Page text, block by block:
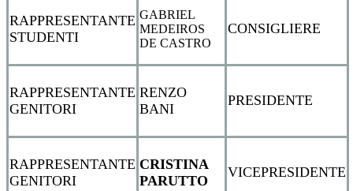
RAPPRESENTANTE
STUDENTI
GABRIEL
MEDEIROS
DE CASTRO
CONSIGLIERE
RAPPRESENTANTE
GENITORI
RENZO
BANI
PRESIDENTE
RAPPRESENTANTE
GENITORI
CRISTINA
PARUTTO
VICEPRESIDENTE